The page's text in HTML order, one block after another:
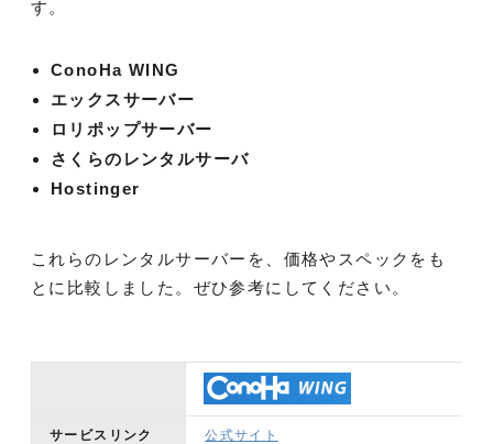
す。
ConoHa WING
エックスサーバー
ロリポップサーバー
さくらのレンタルサーバ
Hostinger
これらのレンタルサーバーを、価格やスペックをも
とに比較しました。ぜひ参考にしてください。
サービスリンク 公式サイト